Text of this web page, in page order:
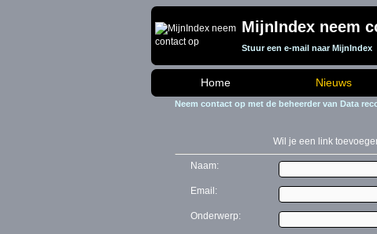
MijnIndex neem
Stuur een e-mail naar MijnIndex
Home Nieuws
Neem contact op met de beheerder van Data
Wil je een link
Naam:
Email:
Onderwerp: